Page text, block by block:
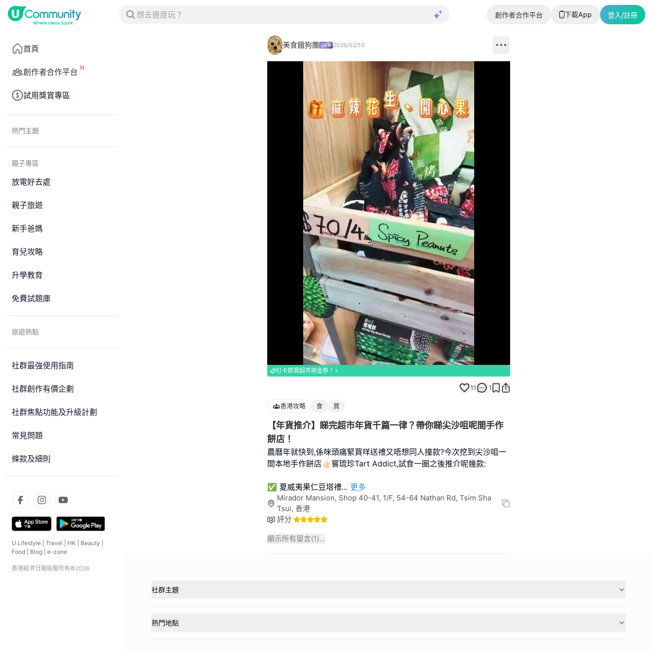
創作者合作平台 下載App 登入/註冊
首頁
創作者合作平台
試用獎賞專區
熱門主題
親子專區
放電好去處
親子旅遊
新手爸媽
育兒攻略
升學教育
免費試題庫
旅遊熱點
社群最強使用指南
社群創作有價企劃
社群焦點功能及升級計劃
常見問題
條款及細則
U Lifestyle Travel HK Beauty
Food
Blog e-zone
香港經濟日報版權所有©2026
美食餓狗團 2026/02/10
Loaded:
100.00%
打卡即賞超市現金券！
11 1
香港攻略 食 買
【年貨推介】睇完超市年貨千篇一律？帶你睇尖沙咀呢間手作
餅店！
農曆年就快到,係咪頭痛緊買咩送禮又唔想同人撞款?今次挖到尖沙咀一
間本地手作餅店👍🏻嘗琉珍Tart Addict,試食一圈之後推介呢幾款:
✅ 夏威夷果仁豆塔禮... 更多
Mirador Mansion, Shop 40-41, 1/F, 54-64 Nathan Rd, Tsim Sha
Tsui, 香港
評分
顯示所有留言(1)...
社群主題
熱門地點